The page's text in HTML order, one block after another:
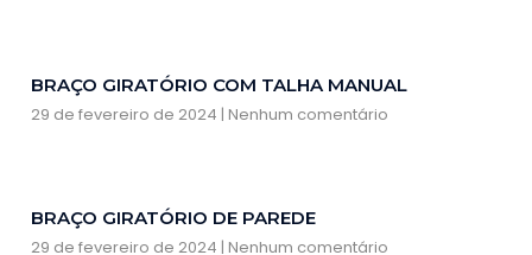
BRAÇO GIRATÓRIO COM TALHA MANUAL
29 de fevereiro de 2024 Nenhum comentário
BRAÇO GIRATÓRIO DE PAREDE
29 de fevereiro de 2024 Nenhum comentário